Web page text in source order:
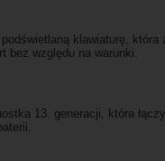
klawiaturę,
bez względu na warunki.
13. generacji, która